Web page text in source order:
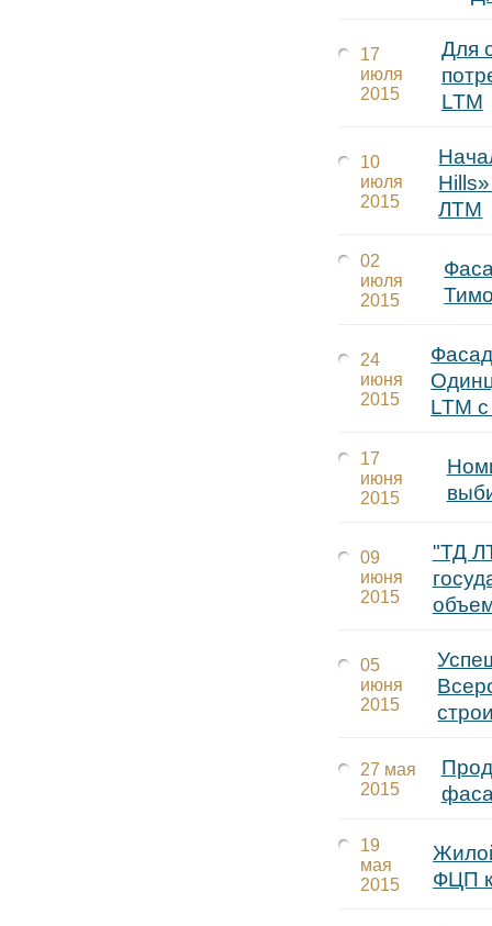
17
июля
2015
Для
LTM
10
июля
2015
ЛТМ
02
июля
2015
24
июня
2015
LTM
17
июня
2015
09
июня
2015
"ТД
05
июня
2015
27 мая
2015
19
мая
2015
ФЦП